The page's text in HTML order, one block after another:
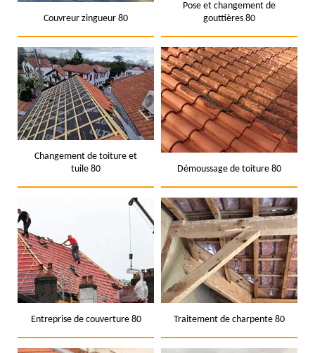
Couvreur zingueur 80
Pose et changement de
gouttières 80
Changement de toiture et
tuile 80
Démoussage de toiture 80
Entreprise de couverture 80 Traitement de charpente 80